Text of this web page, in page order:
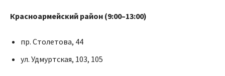
Красноармейский район (9:00–13:00)
пр. Столетова, 44
ул. Удмуртская, 103, 105